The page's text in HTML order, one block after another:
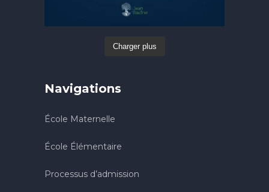
Charger plus
Navigations
École Maternelle
École Élémentaire
Processus d’admission